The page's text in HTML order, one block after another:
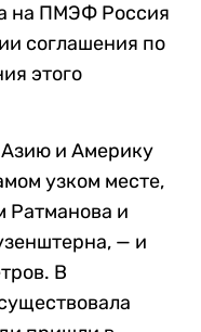
на ПМЭФ Россия
соглашения по
этого
Азию и Америку
узком месте,
Ратманова и
— и
В